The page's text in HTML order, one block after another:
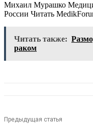
Михаил Мурашко
России Читать
Читать также:
раком
Предыдущая статья